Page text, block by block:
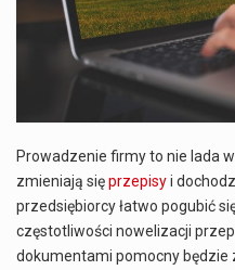
Prowadzenie firmy to nie lada
zmieniają sięprzepisyi
przedsiębiorcy łatwo pogubić
częstotliwości nowelizacji
dokumentami pomocny będzie